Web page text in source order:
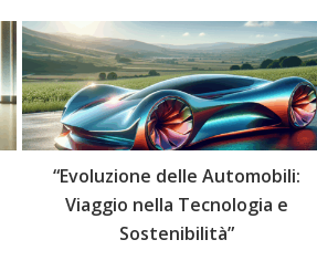
“Evoluzione delle Automobili:
Viaggio nella Tecnologia e
Sostenibilità”